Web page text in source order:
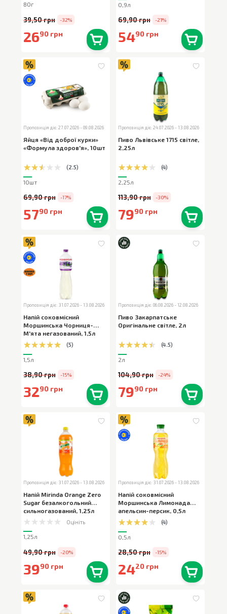
80г
39,50 грн -32%
2690 грн
0,9л
69,90 грн -21%
5490 грн
Пропозиція діє: 27.07.2026 - 09.08.2026
Яйця «Від доброї курки»
«Формула здоров'я», 10шт
(2.5)
10шт
69,90 грн -17%
5790 грн
Пропозиція діє: 24.07.2026 - 13.08.2026
Пиво Львівське 1715 світле,
2,25л
(4)
2,25л
113,90 грн -30%
7990 грн
Пропозиція діє: 31.07.2026 - 13.08.2026
Напій соковмісний
Моршинська Чорниця-
М'ята негазований, 1,5л
(5)
1,5л
38,90 грн -15%
3290 грн
Пропозиція діє: 06.08.2026 - 12.08.2026
Пиво Закарпатське
Оригінальне світле, 2л
(4.5)
2л
104,90 грн -24%
7990 грн
Пропозиція діє: 31.07.2026 - 13.08.2026
Напій Mirinda Orange Zero
Sugar безалкогольний
сильногазований, 1,25л
Оцініть
1,25л
49,90 грн -20%
3990 грн
Пропозиція діє: 31.07.2026 - 13.08.2026
Напій соковмісний
Моршинська Лимонада
апельсин-персик, 0,5л
(4)
0,5л
28,50 грн -15%
2420 грн